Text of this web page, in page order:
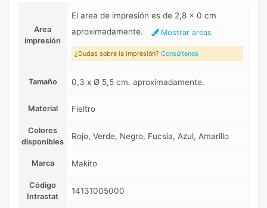
Area
impresión
El area de impresión es de 2,8 x 0 cm
aproximadamente.
Mostrar areas
¿Dudas sobre la impresión? Consúltenos
Tamaño 0,3 x Ø 5,5 cm. aproximadamente.
Material Fieltro
Colores
disponibles
Rojo, Verde, Negro, Fucsia, Azul, Amarillo
Marca Makito
Código
Intrastat
14131005000